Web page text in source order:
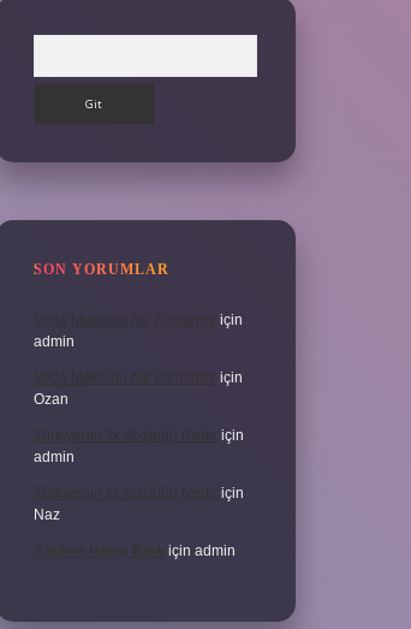
SON YORUMLAR
Veda Mektubu Ne Zamandır için
admin
Veda Mektubu Ne Zamandır için
Ozan
Türkiyenin Ilk Sözlüğü Nedir için
admin
Türkiyenin Ilk Sözlüğü Nedir için
Naz
Sardina Hangi Balık için admin